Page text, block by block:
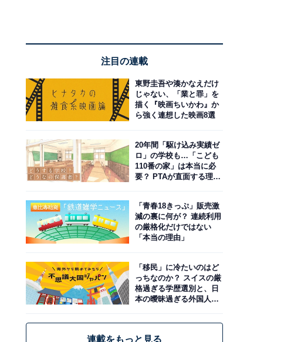
注目の連載
東野圭吾や湊かなえだけ
じゃない、「業と罪」を
描く『映画ちいかわ』か
ら強く連想した映画8選
20年間「駆け込み実績ゼ
ロ」の学校も…「こども
110番の家」は本当に必
要？ PTAが直面する理想
「青春18きっぷ」販売激
減の裏に何が？ 連続利用
の厳格化だけではない
「本当の理由」
「移民」に冷たいのはど
っちなのか？ スイスの厳
格過ぎる学歴選別と、日
本の曖昧過ぎる外国人政
連載をもっと見る